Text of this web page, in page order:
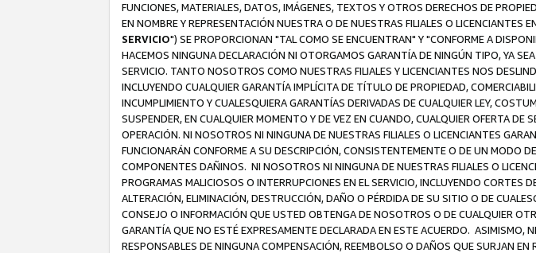
FUNCIONES, MATERIALES, DATOS, IMÁGENES, TEXTOS Y OTROS DERECHOS DE
EN NOMBRE Y REPRESENTACIÓN NUESTRA O DE NUESTRAS FILIALES O LICENCIANTES
SERVICIO") SE PROPORCIONAN "TAL COMO SE ENCUENTRAN" Y "CONFORME A
HACEMOS NINGUNA DECLARACIÓN NI OTORGAMOS GARANTÍA DE NINGÚN TIPO, YA
SERVICIO. TANTO NOSOTROS COMO NUESTRAS FILIALES Y LICENCIANTES NOS
INCLUYENDO CUALQUIER GARANTÍA IMPLÍCITA DE TÍTULO DE PROPIEDAD,
INCUMPLIMIENTO Y CUALESQUIERA GARANTÍAS DERIVADAS DE CUALQUIER LEY,
SUSPENDER, EN CUALQUIER MOMENTO Y DE VEZ EN CUANDO, CUALQUIER OFERTA DE
OPERACIÓN. NI NOSOTROS NI NINGUNA DE NUESTRAS FILIALES O LICENCIANTES
FUNCIONARÁN CONFORME A SU DESCRIPCIÓN, CONSISTENTEMENTE O DE UN MODO
COMPONENTES DAÑINOS. NI NOSOTROS NI NINGUNA DE NUESTRAS FILIALES O
PROGRAMAS MALICIOSOS O INTERRUPCIONES EN EL SERVICIO, INCLUYENDO CORTES
ALTERACIÓN, ELIMINACIÓN, DESTRUCCIÓN, DAÑO O PÉRDIDA DE SU SITIO O DE
CONSEJO O INFORMACIÓN QUE USTED OBTENGA DE NOSOTROS O DE CUALQUIER
GARANTÍA QUE NO ESTÉ EXPRESAMENTE DECLARADA EN ESTE ACUERDO. ASIMISMO,
RESPONSABLES DE NINGUNA COMPENSACIÓN, REEMBOLSO O DAÑOS QUE SURJAN